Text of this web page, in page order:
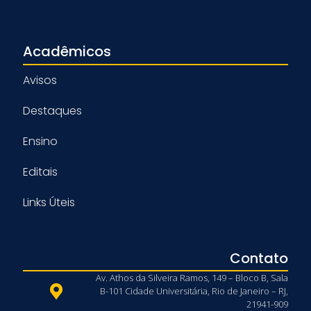
Acadêmicos
Avisos
Destaques
Ensino
Editais
Links Úteis
Contato
Av. Athos da Silveira Ramos, 149 – Bloco B, Sala
B-101 Cidade Universitária, Rio de Janeiro – RJ,
21941-909